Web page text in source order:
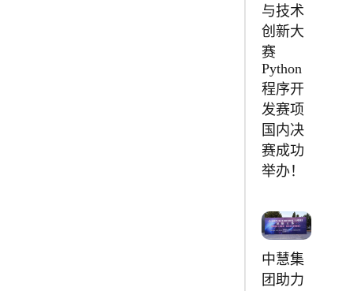
与技术
创新大
赛
Python
程序开
发赛项
国内决
赛成功
举办！
中慧集
团助力